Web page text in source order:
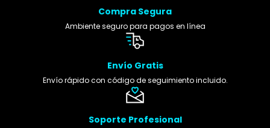
Compra Segura
Ambiente seguro para pagos en línea
Envío Gratis
Envío rápido con código de seguimiento incluido.
Soporte Profesional